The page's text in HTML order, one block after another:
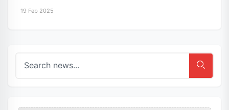
19 Feb 2025